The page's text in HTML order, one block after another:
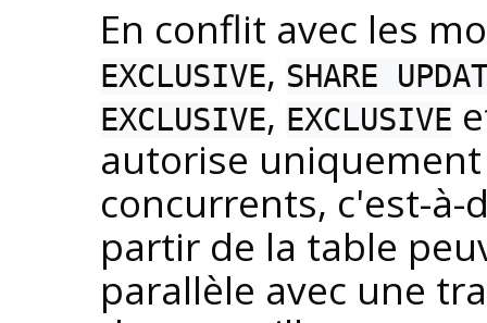
En conflit avec les
EXCLUSIVE, SHARE
EXCLUSIVE, EXCLUSIVE
autorise
concurrents, c'est-à-
partir de la table
parallèle avec une